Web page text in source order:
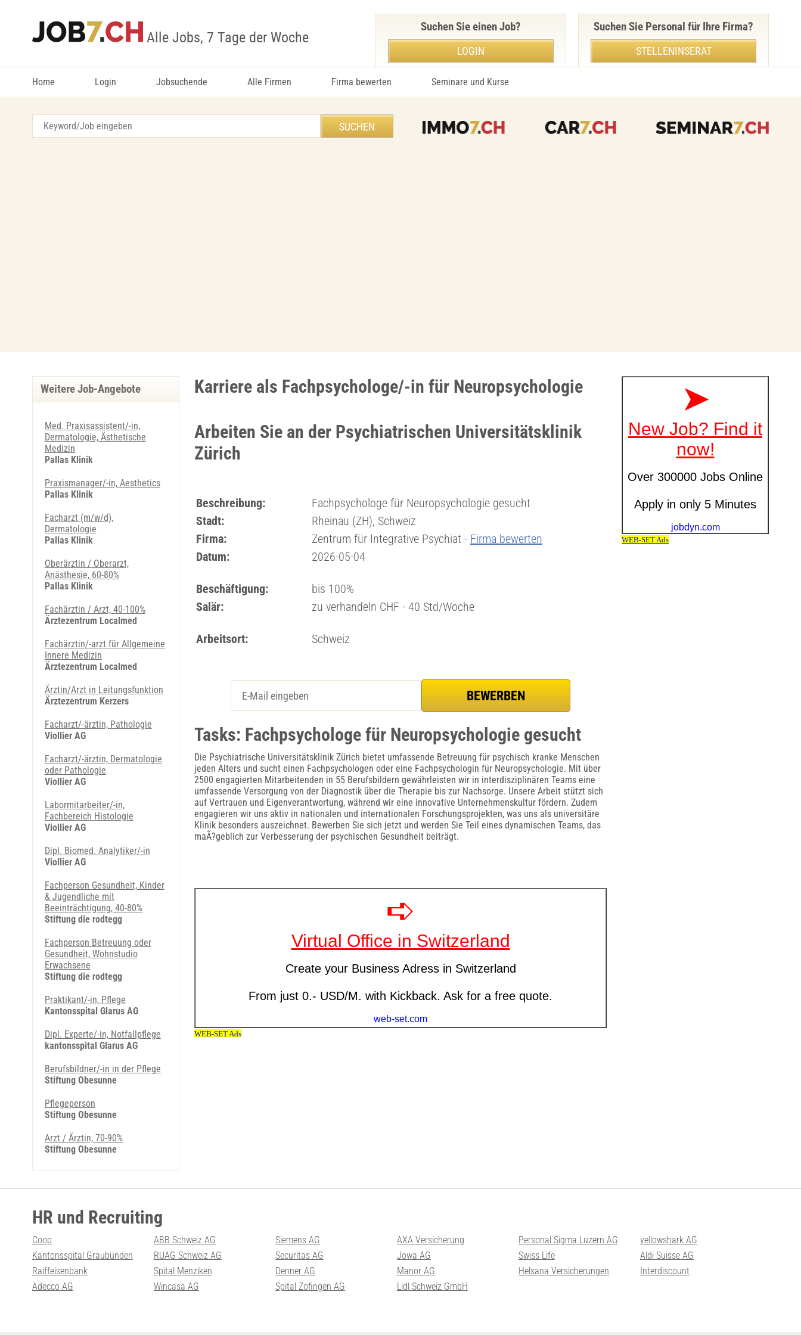
Alle Jobs, 7 Tage der Woche
Home Login Jobsuchende Alle Firmen Firma bewerten Seminare und Kurse
Suchen Sie einen Job?
LOGIN
Suchen Sie Personal für Ihre Firma?
STELLENINSERAT
Karriere als Fachpsychologe/-in für Neuropsychologie
Arbeiten Sie an der Psychiatrischen Universitätsklinik
Zürich
Beschreibung:
Fachpsychologe für Neuropsychologie gesucht
Stadt:
Rheinau (ZH), Schweiz
Firma:
Zentrum für Integrative Psychiat - Firma bewerten
Datum:
2026-05-04
Beschäftigung:
bis 100%
Salär:
zu verhandeln CHF - 40 Std/Woche
Arbeitsort: Schweiz
Tasks: Fachpsychologe für Neuropsychologie gesucht
Die Psychiatrische Universitätsklinik Zürich bietet umfassende Betreuung für psychisch kranke Menschen
jeden Alters und sucht einen Fachpsychologen oder eine Fachpsychologin für Neuropsychologie. Mit über
2500 engagierten Mitarbeitenden in 55 Berufsbildern gewährleisten wir in interdisziplinären Teams eine
umfassende Versorgung von der Diagnostik über die Therapie bis zur Nachsorge. Unsere Arbeit stützt sich
auf Vertrauen und Eigenverantwortung, während wir eine innovative Unternehmenskultur fördern. Zudem
engagieren wir uns aktiv in nationalen und internationalen Forschungsprojekten, was uns als universitäre
Klinik besonders auszeichnet. Bewerben Sie sich jetzt und werden Sie Teil eines dynamischen Teams, das
maÃ?geblich zur Verbesserung der psychischen Gesundheit beiträgt.
Weitere Job-Angebote
Med. Praxisassistent/-in,
Dermatologie, Ästhetische
Medizin
Pallas Klinik
Praxismanager/-in, Aesthetics
Pallas Klinik
Facharzt (m/w/d),
Dermatologie
Pallas Klinik
Oberärztin / Oberarzt,
Anästhesie, 60-80%
Pallas Klinik
Fachärztin / Arzt, 40-100%
Ärztezentrum Localmed
Fachärztin/-arzt für Allgemeine
Innere Medizin
Ärztezentrum Localmed
Ärztin/Arzt in Leitungsfunktion
Ärztezentrum Kerzers
Facharzt/-ärztin, Pathologie
Viollier AG
Facharzt/-ärztin, Dermatologie
oder Pathologie
Viollier AG
Labormitarbeiter/-in,
Fachbereich Histologie
Viollier AG
Dipl. Biomed. Analytiker/-in
Viollier AG
Fachperson Gesundheit, Kinder
& Jugendliche mit
Beeinträchtigung, 40-80%
Stiftung die rodtegg
Fachperson Betreuung oder
Gesundheit, Wohnstudio
Erwachsene
Stiftung die rodtegg
Praktikant/-in, Pflege
Kantonsspital Glarus AG
Dipl. Experte/-in, Notfallpflege
kantonsspital Glarus AG
Berufsbildner/-in in der Pflege
Stiftung Obesunne
Pflegeperson
Stiftung Obesunne
Arzt / Ärztin, 70-90%
Stiftung Obesunne
HR und Recruiting
Coop ABB Schweiz AG Siemens AG AXA Versicherung Personal Sigma Luzern AG
yellowshark AG
Kantonsspital Graubünden
RUAG Schweiz AG Securitas AG Jowa AG Swiss Life
Aldi Suisse AG
Raiffeisenbank
Spital Menziken Denner AG Manor AG Helsana Versicherungen
Interdiscount
Adecco AG
Wincasa AG Spital Zofingen AG Lidl Schweiz GmbH